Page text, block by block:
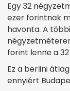
Egy 32
ezer forintnak
havonta. A
forint lenne a
Ez a berlini
ennyiért